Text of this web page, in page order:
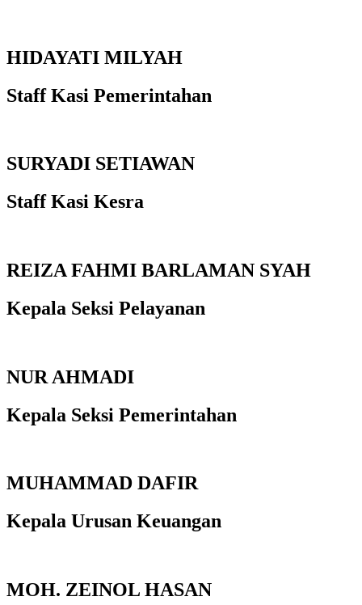
HIDAYATI MILYAH
Staff Kasi Pemerintahan
SURYADI SETIAWAN
Staff Kasi Kesra
REIZA FAHMI BARLAMAN SYAH
Kepala Seksi Pelayanan
NUR AHMADI
Kepala Seksi Pemerintahan
MUHAMMAD DAFIR
Kepala Urusan Keuangan
MOH. ZEINOL HASAN